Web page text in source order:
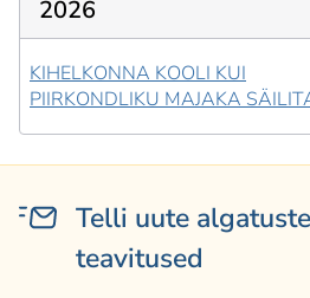
2026
KIHELKONNA KOOLI KUI
PIIRKONDLIKU MAJAKA
Telli uute
teavitused